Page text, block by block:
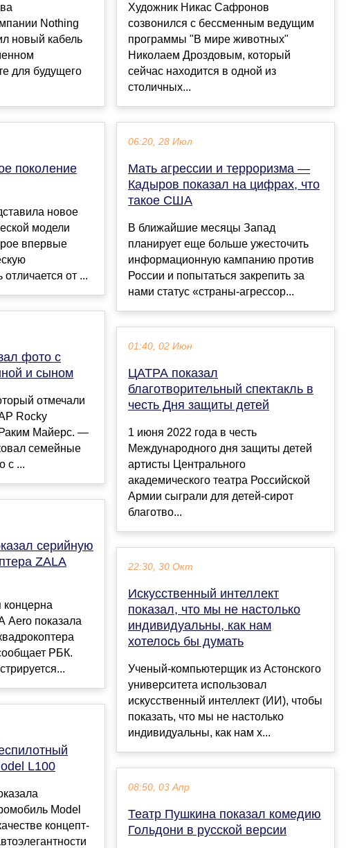
Nothing
новый кабель
для будущего
поколение
новое
модели
впервые
от ...
фото с
и сыном
отмечали
Rocky
Майерс. —
семейные
с ...
cерийную
ZALA
Aero показала
РБК.
L100
Model
концепт-
Художник Никас Сафронов
созвонился с бессменным ведущим
программы "В мире животных"
Николаем Дроздовым, который
сейчас находится в одной из
столичных...
06:20, 28 Июл
Мать агрессии и терроризма —
Кадыров показал на цифрах, что
такое США
В ближайшие месяцы Запад
планирует еще больше ужесточить
информационную кампанию против
России и попытаться закрепить за
нами статус «страны-агрессор...
01:40, 02 Июн
ЦАТРА показал
благотворительный спектакль в
честь Дня защиты детей
1 июня 2022 года в честь
Международного дня защиты детей
артисты Центрального
академического театра Российской
Армии сыграли для детей-сирот
благотво...
22:30, 30 Окт
Искусственный интеллект
показал, что мы не настолько
индивидуальны, как нам
хотелось бы думать
Ученый-компьютерщик из Астонского
университета использовал
искусственный интеллект (ИИ), чтобы
показать, что мы не настолько
индивидуальны, как нам х...
08:50, 03 Апр
Театр Пушкина показал комедию
Гольдони в русской версии